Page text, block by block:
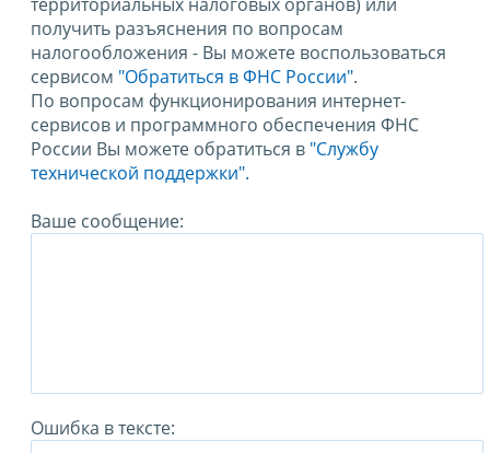
получить разъяснения по вопросам
налогообложения - Вы можете воспользоваться
сервисом "Обратиться в ФНС России".
По вопросам функционирования интернет-
сервисов и программного обеспечения ФНС
России Вы можете обратиться в "Службу
технической поддержки".
Ваше сообщение:
Ошибка в тексте: